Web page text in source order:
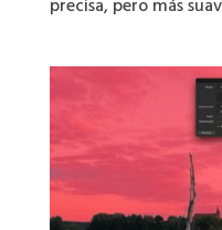
precisa, pero más